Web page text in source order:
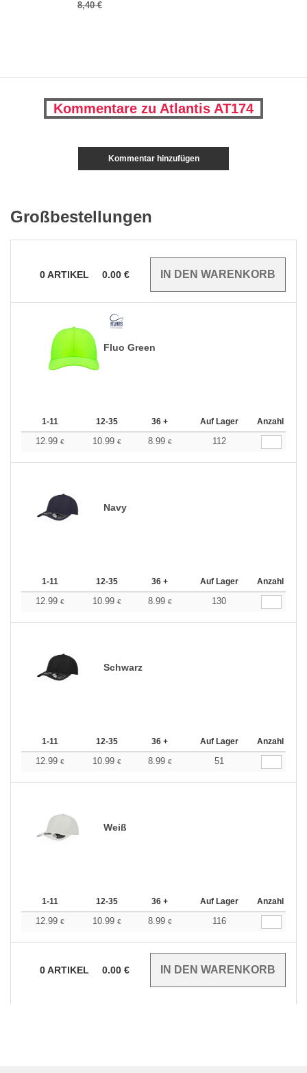
8,40 €
Kommentare zu Atlantis AT174
Kommentar hinzufügen
Großbestellungen
0ARTIKEL 0.00 €
Fluo Green
1-11 12-35 36 + Auf Lager Anzahl
12.99 € 10.99 € 8.99 € 112
Navy
1-11 12-35 36 + Auf Lager Anzahl
12.99 € 10.99 € 8.99 € 130
Schwarz
1-11 12-35 36 + Auf Lager Anzahl
12.99 € 10.99 € 8.99 € 51
Weiß
1-11 12-35 36 + Auf Lager Anzahl
12.99 € 10.99 € 8.99 € 116
0ARTIKEL 0.00 €